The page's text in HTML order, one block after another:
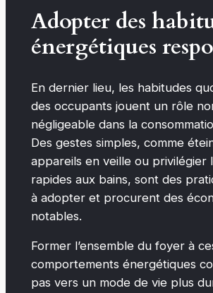
Adopter des
énergétiques
En dernier lieu, les habitudes
des occupants jouent un rôle
négligeable dans la
Des gestes simples, comme
appareils en veille ou privilégier
rapides aux bains, sont des
à adopter et procurent des
notables.
Former l’ensemble du foyer à
comportements énergétiques
pas vers un mode de vie plus